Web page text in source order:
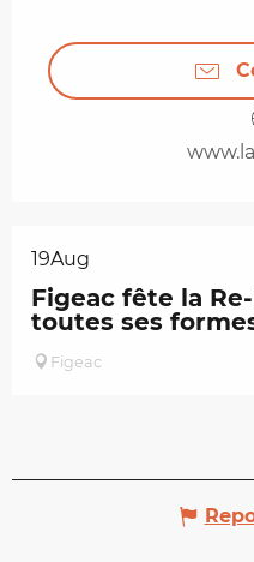
19Aug
Figeac fête la
toutes ses
Figeac